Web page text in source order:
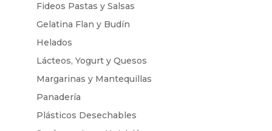
Fideos Pastas y Salsas
Gelatina Flan y Budín
Helados
Lácteos, Yogurt y Quesos
Margarinas y Mantequillas
Panadería
Plásticos Desechables